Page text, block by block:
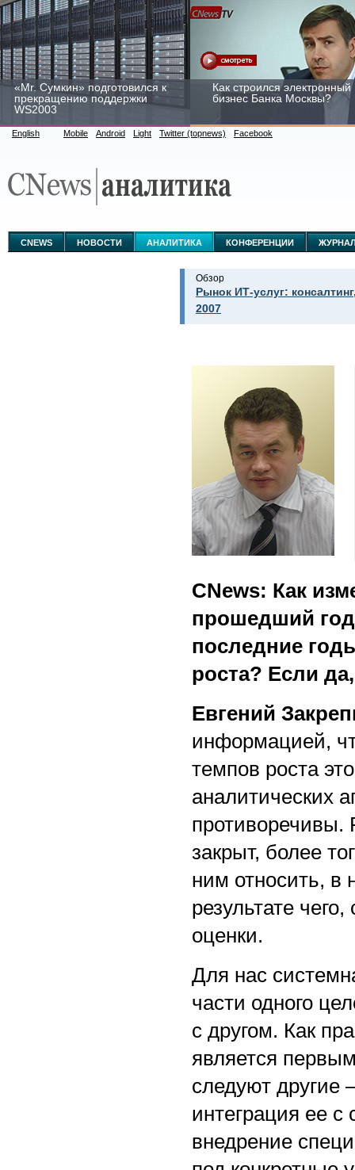
«Mr. Сумкин» подготовился к
прекращению поддержки
WS2003
Как строился электронный
бизнес Банка Москвы?
к аналитике
участвовать
English Mobile Android Light Twitter (topnews) Facebook
CNEWS НОВОСТИ АНАЛИТИКА КОНФЕРЕНЦИИ
Обзор
Рынок ИТ-услуг:
2007
CNews: Как
прошедший
последние
роста? Если
Евгений
информацией,
темпов роста
аналитических
противоречивы.
закрыт, более
ним относить, в
результате
оценки.
Для нас
части одного
с другом. Как
является
следуют другие
интеграция ее
внедрение